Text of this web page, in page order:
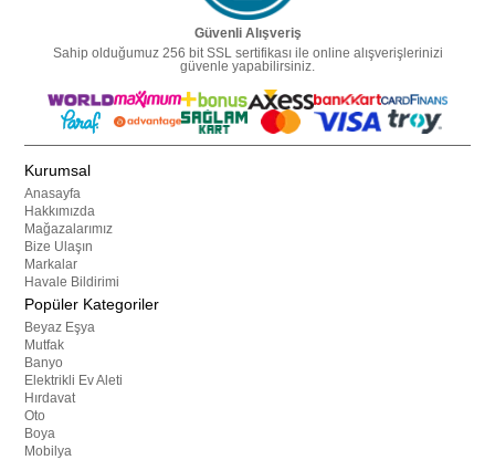
Güvenli Alışveriş
Sahip olduğumuz 256 bit SSL sertifikası ile online alışverişlerinizi
güvenle yapabilirsiniz.
Kurumsal
Anasayfa
Hakkımızda
Mağazalarımız
Bize Ulaşın
Markalar
Havale Bildirimi
Popüler Kategoriler
Beyaz Eşya
Mutfak
Banyo
Elektrikli Ev Aleti
Hırdavat
Oto
Boya
Mobilya